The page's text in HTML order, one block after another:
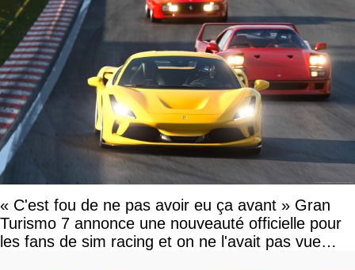
« C'est fou de ne pas avoir eu ça avant » Gran
Turismo 7 annonce une nouveauté officielle pour
les fans de sim racing et on ne l'avait pas vue